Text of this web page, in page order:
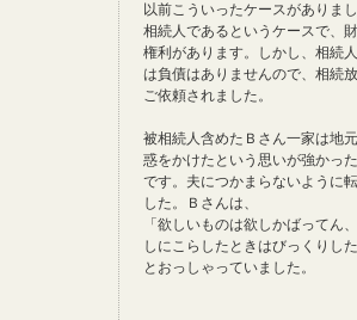
以前こういったケースがありま
相続人であるというケースで、
権利があります。しかし、相続
は負債はありませんので、相続
ご依頼されました。
被相続人含めたＢさん一家は地
惑をかけたという思いが強かっ
です。夫につかまらないように
した。Ｂさんは、
「欲しいものは欲しかばって
しにこらしたときはびっくりし
とおっしゃっていました。